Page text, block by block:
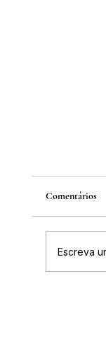
Comentários
Escreva